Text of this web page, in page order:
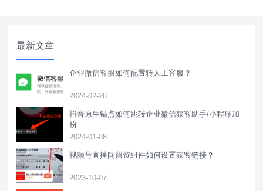
最新文章
企业微信客服如何配置转人工客服？
2024-02-28
抖音原生锚点如何跳转企业微信获客助手/小程序加
粉
2024-01-08
视频号直播间留资组件如何设置获客链接？
2023-10-07